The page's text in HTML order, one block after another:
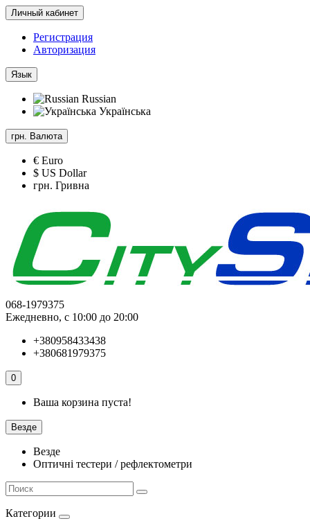
Личный кабинет
Регистрация
Авторизация
Язык
Russian
Українська
грн. Валюта
€ Euro
$ US Dollar
грн. Гривна
068-1979375
Ежедневно, с 10:00 до 20:00
+380958433438
+380681979375
0
Ваша корзина пуста!
Везде
Везде
Оптичні тестери / рефлектометри
Категории